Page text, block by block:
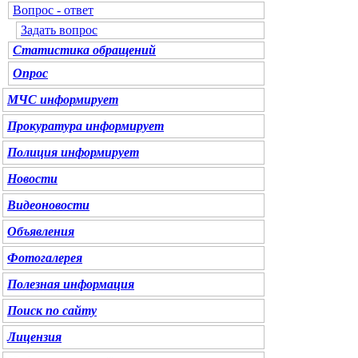
Вопрос - ответ
Задать вопрос
Статистика обращений
Опрос
МЧС информирует
Прокуратура информирует
Полиция информирует
Новости
Видеоновости
Объявления
Фотогалерея
Полезная информация
Поиск по сайту
Лицензия